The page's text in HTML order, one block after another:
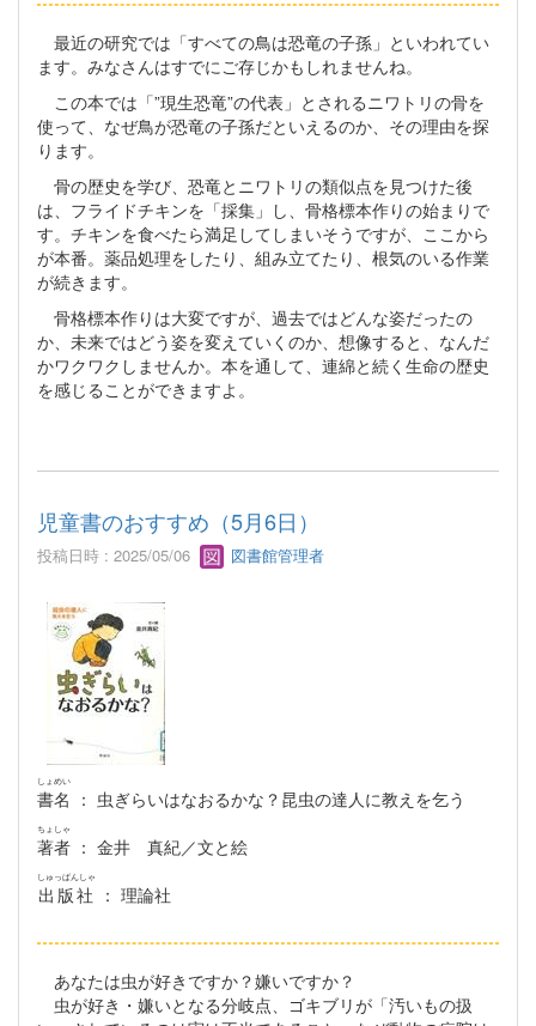
最近の研究では「すべての鳥は恐竜の子孫」といわれてい
ます。みなさんはすでにご存じかもしれませんね。
この本では「”現生恐竜”の代表」とされるニワトリの骨を
使って、なぜ鳥が恐竜の子孫だといえるのか、その理由を探
ります。
骨の歴史を学び、恐竜とニワトリの類似点を見つけた後
は、フライドチキンを「採集」し、骨格標本作りの始まりで
す。チキンを食べたら満足してしまいそうですが、ここから
が本番。薬品処理をしたり、組み立てたり、根気のいる作業
が続きます。
骨格標本作りは大変ですが、過去ではどんな姿だったの
か、未来ではどう姿を変えていくのか、想像すると、なんだ
かワクワクしませんか。本を通して、連綿と続く生命の歴史
を感じることができますよ。
児童書のおすすめ（5月6日）
投稿日時 : 2025/05/06 図書館管理者
書名
しょめい
： 虫ぎらいはなおるかな？昆虫の達人に教えを乞う
著者
ちょしゃ
： 金井 真紀／文と絵
出版社
しゅっぱんしゃ
： 理論社
あなたは虫が好きですか？嫌いですか？
虫が好き・嫌いとなる分岐点、ゴキブリが「汚いもの扱